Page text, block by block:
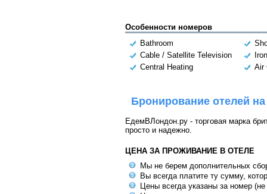
Особенности номеров
Bathroom
Cable / Satellite Television
Central Heating
Air
Бронирование отелей
ЕдемВЛондон.ру - торговая марка
просто и надежно.
ЦЕНА ЗА ПРОЖИВАНИЕ В ОТЕЛЕ
Мы не берем дополнительных
Вы всегда платите ту сумму,
Цены всегда указаны за номер